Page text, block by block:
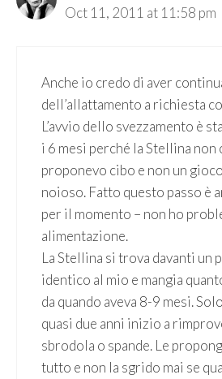
Oct 11, 2011 at 11:58 pm
Anche io credo di aver
dell’allattamento a richiesta
L’avvio dello svezzamento è
i 6 mesi perché la Stellina non
proponevo cibo e non un
noioso. Fatto questo passo è
per il momento – non ho
alimentazione.
La Stellina si trova davanti un
identico al mio e mangia
da quando aveva 8-9 mesi.
quasi due anni inizio a
sbrodola o spande. Le
tutto e non la sgrido mai se